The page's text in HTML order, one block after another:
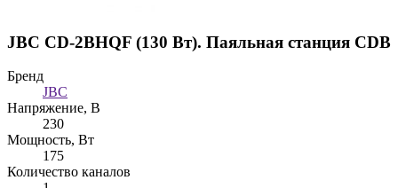
JBC CD-2BHQF (130 Вт). Паяльная станция CDB
Бренд
JBC
Напряжение, В
230
Мощность, Вт
175
Количество каналов